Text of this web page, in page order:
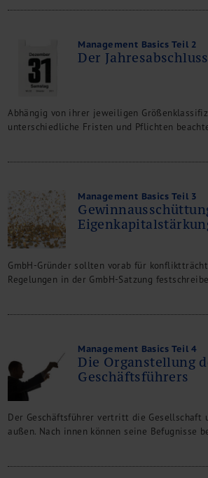
Management Basics Teil 2
Der Jahresabschluss
Abhängig von ihrer jeweiligen
unterschiedliche Fristen und Pflichten
Management Basics Teil 3
GmbH-Gründer sollten vorab für
Regelungen in der GmbH-Satzung
Management Basics Teil 4
Die Organstellung
Geschäftsführers
Der Geschäftsführer vertritt die Gesellschaft
außen. Nach innen können seine Befugnisse